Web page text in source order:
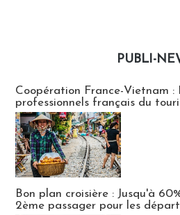
PUBLI-
Coopération France-Vietnam :
professionnels français du
Bon plan croisière : Jusqu'à
2ème passager pour les